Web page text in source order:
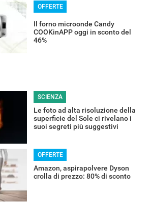
OFFERTE
Il forno microonde Candy
COOKinAPP oggi in sconto del
46%
SCIENZA
Le foto ad alta risoluzione della
superficie del Sole ci rivelano i
suoi segreti più suggestivi
OFFERTE
Amazon, aspirapolvere Dyson
crolla di prezzo: 80% di sconto